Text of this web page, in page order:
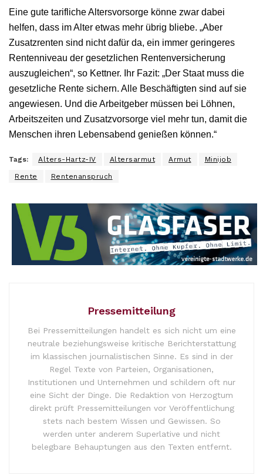
Eine gute tarifliche Altersvorsorge könne zwar dabei
helfen, dass im Alter etwas mehr übrig bliebe. „Aber
Zusatzrenten sind nicht dafür da, ein immer geringeres
Rentenniveau der gesetzlichen Rentenversicherung
auszugleichen“, so Kettner. Ihr Fazit: „Der Staat muss die
gesetzliche Rente sichern. Alle Beschäftigten sind auf sie
angewiesen. Und die Arbeitgeber müssen bei Löhnen,
Arbeitszeiten und Zusatzvorsorge viel mehr tun, damit die
Menschen ihren Lebensabend genießen können.“
Tags: Alters-Hartz-IV Altersarmut Armut Minijob
Rente Rentenanspruch
Pressemitteilung
Bei Pressemitteilungen handelt es sich nicht um eine
neutrale beziehungsweise kritische Berichterstattung
im klassischen journalistischen Sinne. Es sind in der
Regel Texte von Parteien, Organisationen,
Institutionen und Unternehmen und schildern oft nur
eine Sicht der Dinge. Die Redaktion von Herzogtum
direkt prüft Pressemitteilungen vor Veröffentlichung
stets nach bestem Wissen und Gewissen. So
werden unter anderem Superlative und nicht
belegbare Behauptungen aus den Texten entfernt.